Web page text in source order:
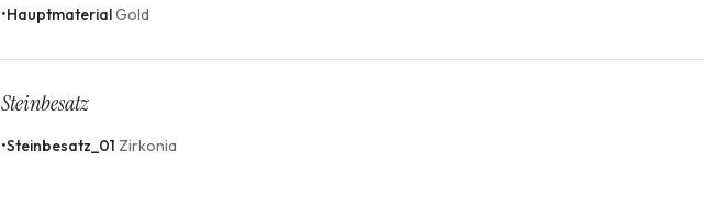
•HauptmaterialGold
Steinbesatz
•Steinbesatz_01 Zirkonia